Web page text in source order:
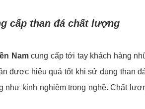
cấp than đá chất lượng
Namcung cấp tới tay khách hàng
được hiệu quả tốt khi sử dụng than
như kinh nghiệm trong nghề. Chất